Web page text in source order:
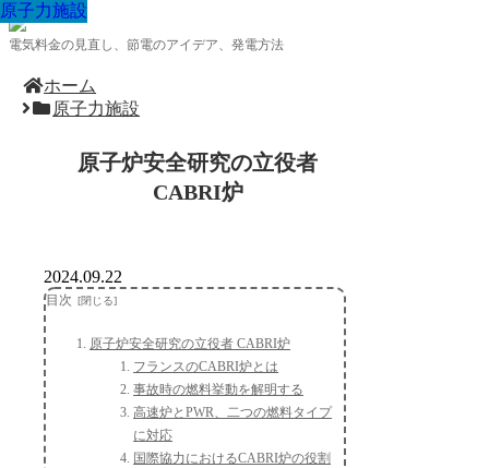
電気料金の見直し、節電のアイデア、発電方法
ホーム
原子力施設
原子炉安全研究の立役者
CABRI炉
原子力施設
2024.09.22
目次
原子炉安全研究の立役者 CABRI炉
フランスのCABRI炉とは
事故時の燃料挙動を解明する
高速炉とPWR、二つの燃料タイプ
に対応
国際協力におけるCABRI炉の役割
原子力施設
原子力施設
原子力施設
原子力施設
原子力施設
原子力施設
原子力施設
原子力施設